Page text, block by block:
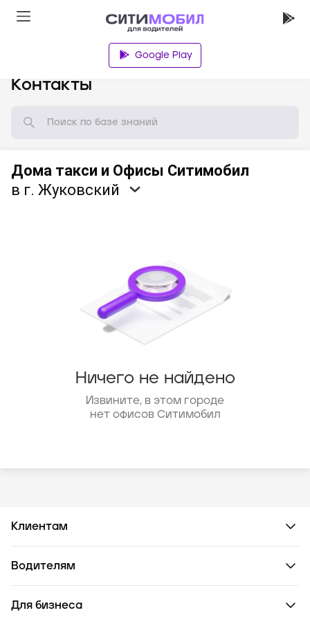
Google Play
Контакты
Дома такси и Офисы Ситимобил
в г. Жуковский
Ничего не найдено
Извините, в этом городе
нет офисов Ситимобил
Клиентам
Водителям
Для бизнеса